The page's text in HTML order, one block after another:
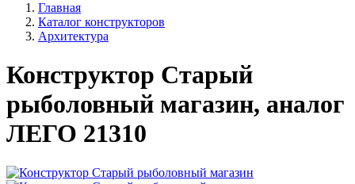
Главная
Каталог конструкторов
Архитектура
Конструктор Старый
рыболовный магазин, аналог
ЛЕГО 21310